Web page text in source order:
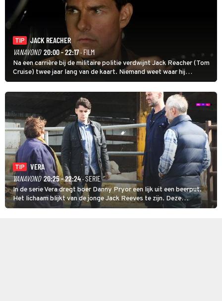
TIP
JACK REACHER
VANAVOND 20:00 - 22:17· FILM
Na een carrière bij de militaire politie verdwijnt Jack Reacher (Tom
Cruise) twee jaar lang van de kaart. Niemand weet waar hij
uithangt, totdat moordverdachte James Barr naar hem vraagt.
TIP
VERA
VANAVOND 20:25 - 22:24· SERIE
In de serie Vera dregt boer Danny Pryor een lijk uit een beerput.
Het lichaam blijkt van de jonge Jack Reeves te zijn. Deze
homoseksuele woonwagenbewoner had gebroken met zijn familie